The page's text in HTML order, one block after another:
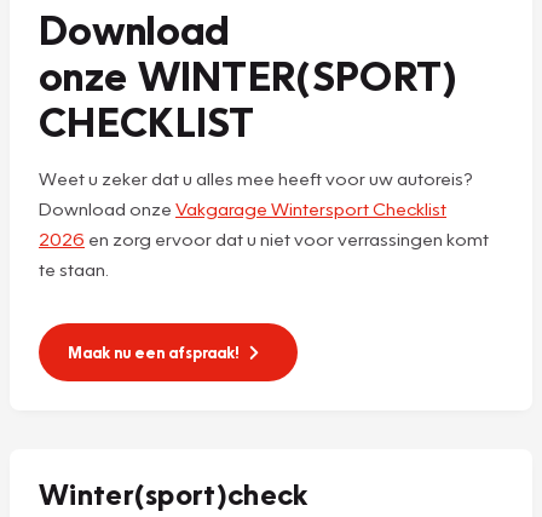
Download
onze WINTER(SPORT)
CHECKLIST
Weet u zeker dat u alles mee heeft voor uw autoreis?
Download onze Vakgarage Wintersport Checklist
2026 en zorg ervoor dat u niet voor verrassingen komt
te staan.
Maak nu een afspraak!
Winter(sport)check